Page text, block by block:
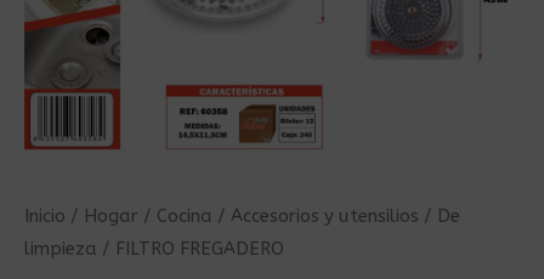
Inicio / Hogar / Cocina / Accesorios y utensilios / De
limpieza / FILTRO FREGADERO